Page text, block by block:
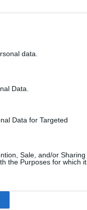
data.
Data.
Data for Targeted
Sale, and/or Sharing
the Purposes for which it
těch správných
to po čem toužíš